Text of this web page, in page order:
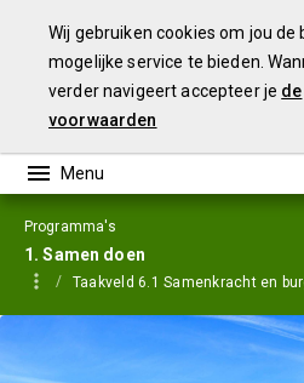
Wij gebruiken cookies om jou de
mogelijke service te bieden.
verder navigeert accepteer je de
voorwaarden
Programma's
1. Samen doen
Taakveld 6.1 Samenkracht en